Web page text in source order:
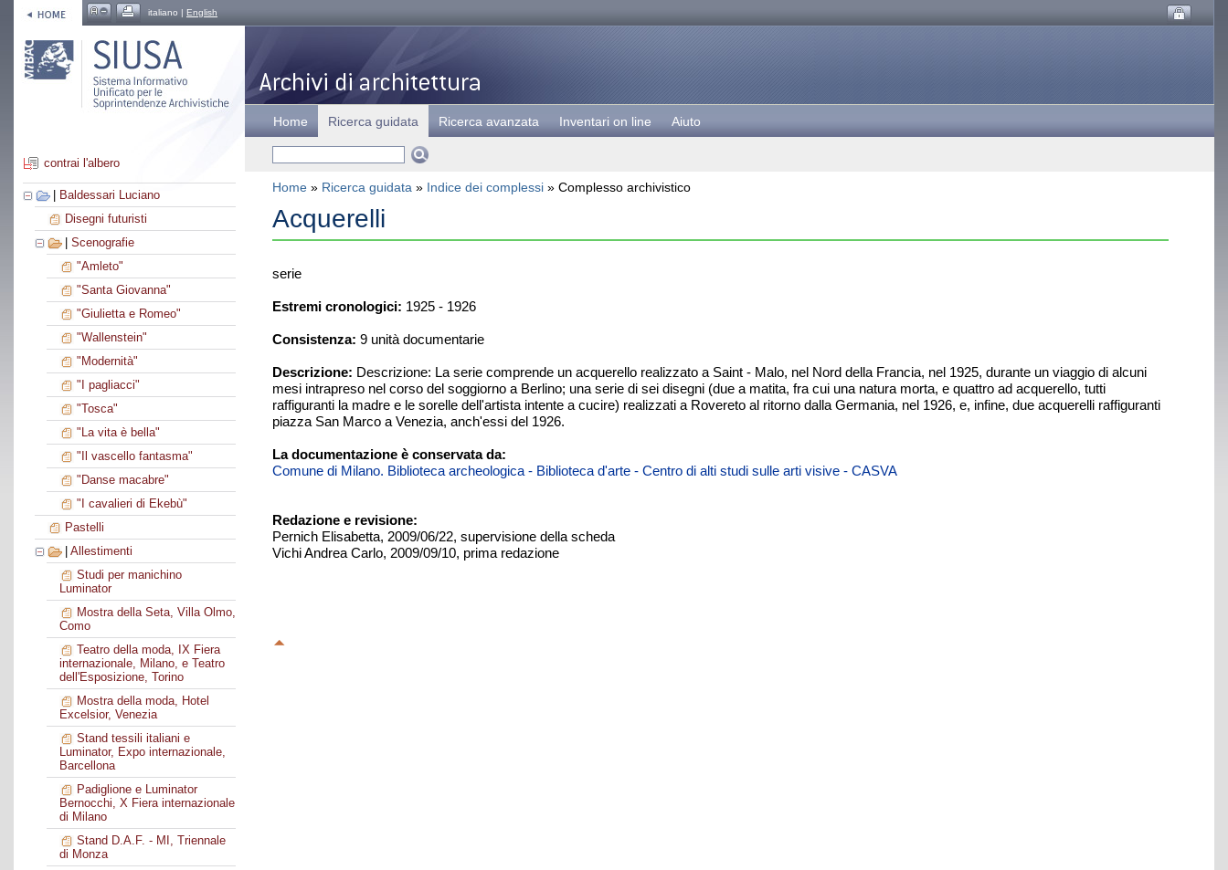
italiano | English
contrai l'albero
Baldessari Luciano
Disegni futuristi
Scenografie
"Amleto"
"Santa Giovanna"
"Giulietta e Romeo"
"Wallenstein"
"Modernità"
"I pagliacci"
"Tosca"
"La vita è bella"
"Il vascello fantasma"
"Danse macabre"
"I cavalieri di Ekebù"
Pastelli
Allestimenti
Studi per manichino
Luminator
Mostra della Seta, Villa Olmo,
Como
Teatro della moda, IX Fiera
internazionale, Milano, e Teatro
dell'Esposizione, Torino
Mostra della moda, Hotel
Excelsior, Venezia
Stand tessili italiani e
Luminator, Expo internazionale,
Barcellona
Padiglione e Luminator
Bernocchi, X Fiera internazionale
di Milano
Stand D.A.F. - MI, Triennale
di Monza
Home Ricerca guidata Ricerca avanzata Inventari on line Aiuto
Home » Ricerca guidata » Indice dei complessi » Complesso archivistico
Acquerelli
serie
Estremi cronologici: 1925 - 1926
Consistenza: 9 unità documentarie
Descrizione: Descrizione: La serie comprende un acquerello realizzato a Saint - Malo, nel Nord della Francia, nel 1925, durante un viaggio di alcuni
mesi intrapreso nel corso del soggiorno a Berlino; una serie di sei disegni (due a matita, fra cui una natura morta, e quattro ad acquerello, tutti
raffiguranti la madre e le sorelle dell'artista intente a cucire) realizzati a Rovereto al ritorno dalla Germania, nel 1926, e, infine, due acquerelli raffiguranti
piazza San Marco a Venezia, anch'essi del 1926.
La documentazione è conservata da:
Comune di Milano. Biblioteca archeologica - Biblioteca d'arte - Centro di alti studi sulle arti visive - CASVA
Redazione e revisione:
Pernich Elisabetta, 2009/06/22, supervisione della scheda
Vichi Andrea Carlo, 2009/09/10, prima redazione